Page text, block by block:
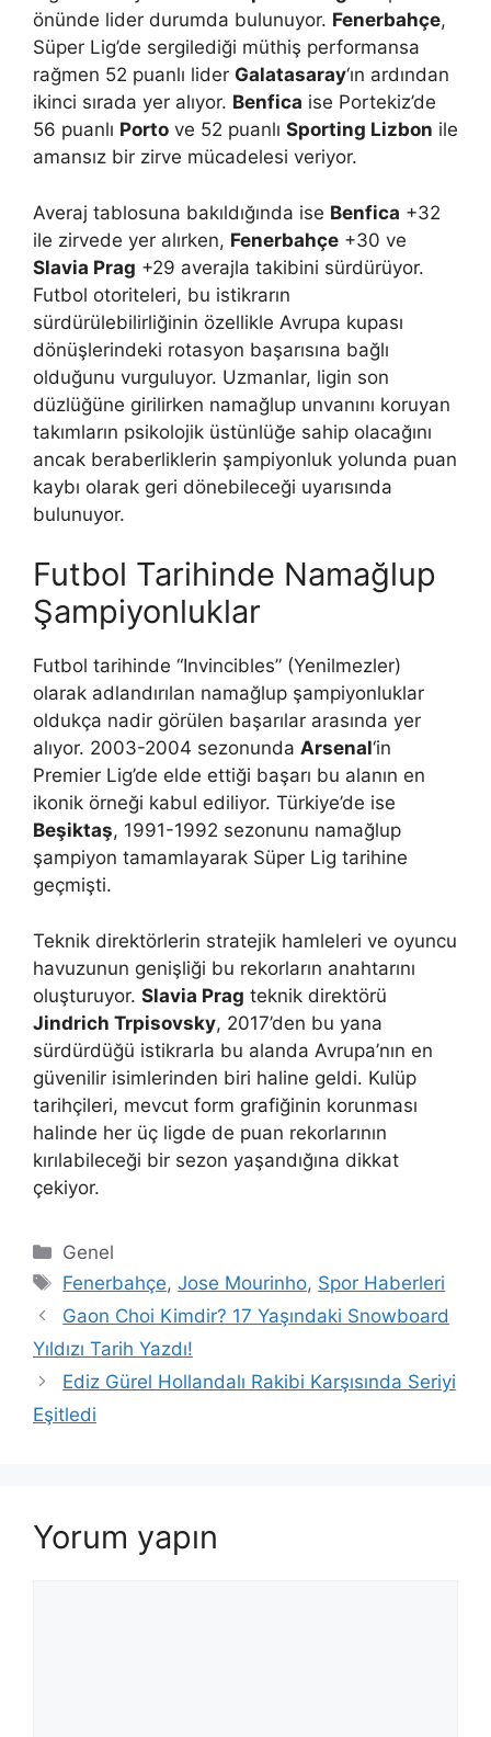
önünde lider durumda bulunuyor. Fenerbahçe,
Süper Lig’de sergilediği müthiş performansa
rağmen 52 puanlı lider Galatasaray‘ın ardından
ikinci sırada yer alıyor. Benfica ise Portekiz’de
56 puanlı Porto ve 52 puanlı Sporting Lizbon ile
amansız bir zirve mücadelesi veriyor.
Averaj tablosuna bakıldığında ise Benfica +32
ile zirvede yer alırken, Fenerbahçe +30 ve
Slavia Prag +29 averajla takibini sürdürüyor.
Futbol otoriteleri, bu istikrarın
sürdürülebilirliğinin özellikle Avrupa kupası
dönüşlerindeki rotasyon başarısına bağlı
olduğunu vurguluyor. Uzmanlar, ligin son
düzlüğüne girilirken namağlup unvanını koruyan
takımların psikolojik üstünlüğe sahip olacağını
ancak beraberliklerin şampiyonluk yolunda puan
kaybı olarak geri dönebileceği uyarısında
bulunuyor.
Futbol Tarihinde Namağlup
Şampiyonluklar
Futbol tarihinde “Invincibles” (Yenilmezler)
olarak adlandırılan namağlup şampiyonluklar
oldukça nadir görülen başarılar arasında yer
alıyor. 2003-2004 sezonunda Arsenal‘in
Premier Lig’de elde ettiği başarı bu alanın en
ikonik örneği kabul ediliyor. Türkiye’de ise
Beşiktaş, 1991-1992 sezonunu namağlup
şampiyon tamamlayarak Süper Lig tarihine
geçmişti.
Teknik direktörlerin stratejik hamleleri ve oyuncu
havuzunun genişliği bu rekorların anahtarını
oluşturuyor. Slavia Prag teknik direktörü
Jindrich Trpisovsky, 2017’den bu yana
sürdürdüğü istikrarla bu alanda Avrupa’nın en
güvenilir isimlerinden biri haline geldi. Kulüp
tarihçileri, mevcut form grafiğinin korunması
halinde her üç ligde de puan rekorlarının
kırılabileceği bir sezon yaşandığına dikkat
çekiyor.
Kategoriler
Genel
Etiketler
Fenerbahçe,Jose Mourinho, Spor Haberleri
Gaon Choi Kimdir? 17 Yaşındaki Snowboard
Yıldızı Tarih Yazdı!
Ediz Gürel Hollandalı Rakibi Karşısında Seriyi
Eşitledi
Yorum yapın